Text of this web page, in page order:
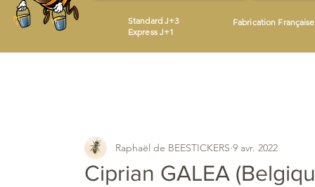
Standard J+3
Express J+1
Fabrication Française
Ciprian GALEA
Raphaël de BEESTICKERS 9 avr. 2022